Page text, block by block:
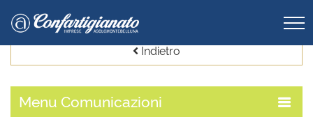
Indietro
Menu Comunicazioni